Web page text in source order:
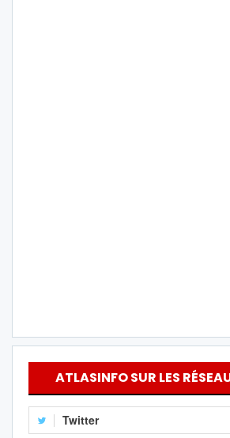
ATLASINFO SUR LES
Twitter